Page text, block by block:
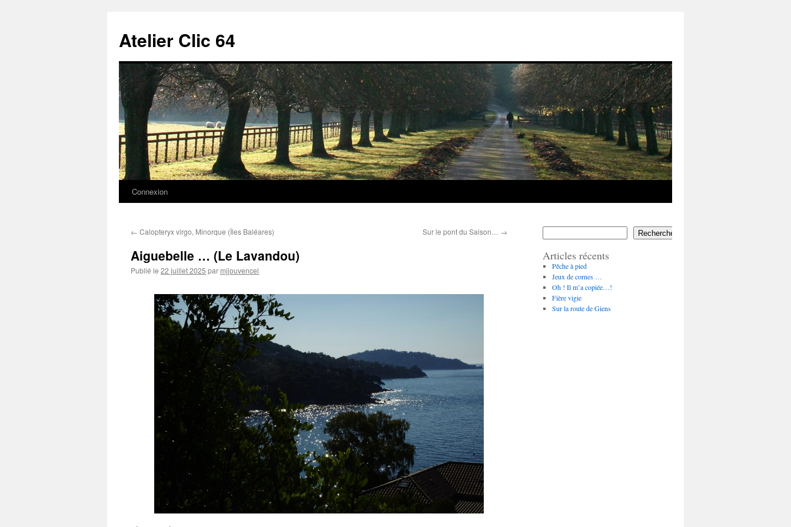
contenu
Atelier Clic 64
Connexion
← Calopteryx virgo, Minorque (Îles Baléares) Sur le pont du Saison… →
Aiguebelle … (Le Lavandou)
Publié le 22 juillet 2025 par mjjouvencel
Rechercher
Articles récents
Pêche à pied
Jeux de cornes …
Oh ! Il m’a copiée…!
Fière vigie
Sur la route de Giens